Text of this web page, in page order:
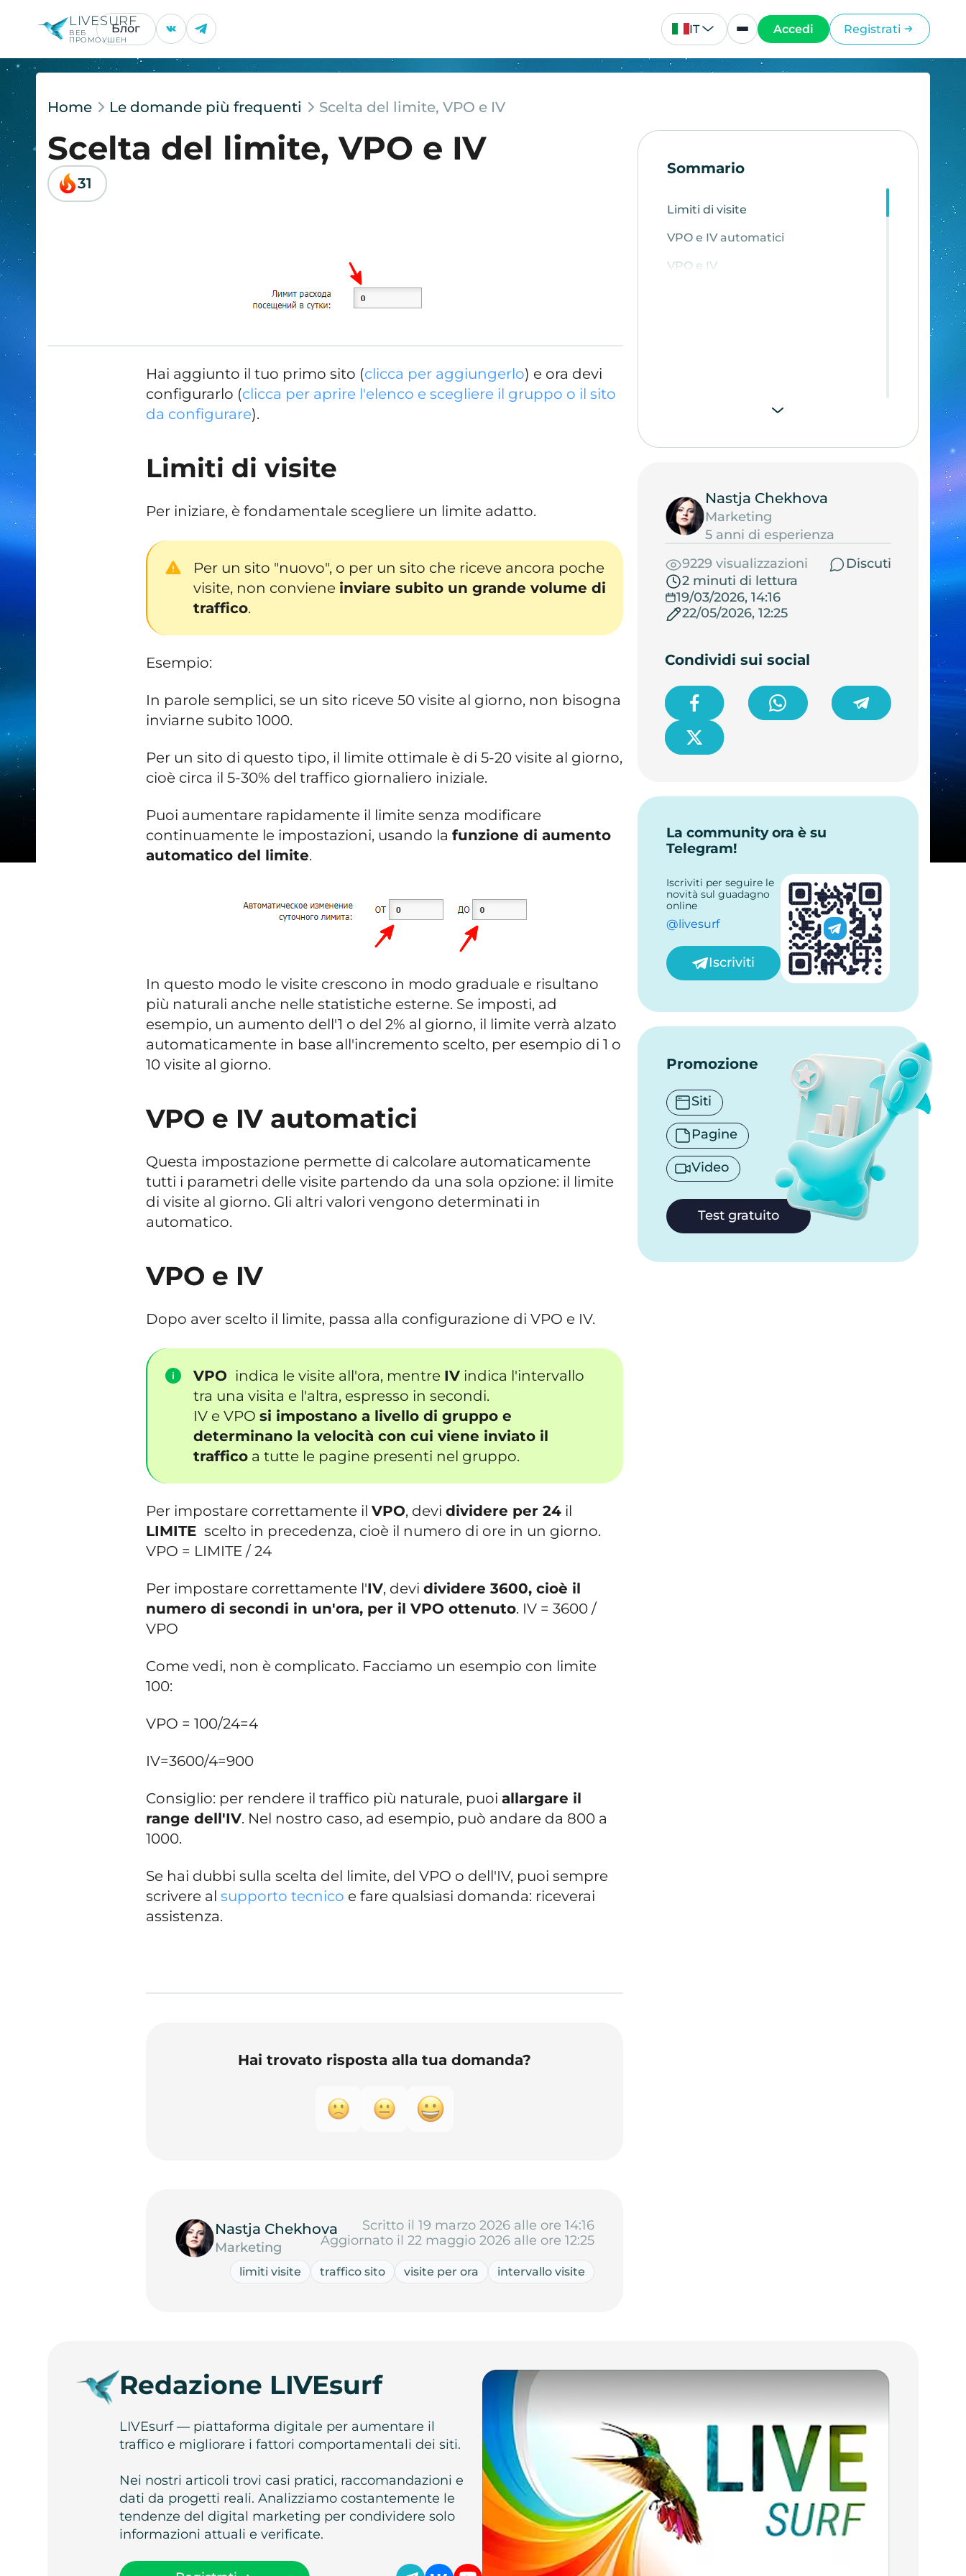
LIVESURF
ВЕБ
ПРОМОУШЕН
Блог IT Accedi Registrati
Home Le domande più frequenti Scelta del limite, VPO e IV
Scelta del limite, VPO e IV
31
Hai aggiunto il tuo primo sito (clicca per aggiungerlo) e ora devi
configurarlo (clicca per aprire l'elenco e scegliere il gruppo o il sito
da configurare).
Limiti di visite
Per iniziare, è fondamentale scegliere un limite adatto.
Per un sito "nuovo", o per un sito che riceve ancora poche
visite, non conviene inviare subito un grande volume di
traffico.
Esempio:
In parole semplici, se un sito riceve 50 visite al giorno, non bisogna
inviarne subito 1000.
Per un sito di questo tipo, il limite ottimale è di 5-20 visite al giorno,
cioè circa il 5-30% del traffico giornaliero iniziale.
Puoi aumentare rapidamente il limite senza modificare
continuamente le impostazioni, usando lafunzione di aumento
automatico del limite.
In questo modo le visite crescono in modo graduale e risultano
più naturali anche nelle statistiche esterne. Se imposti, ad
esempio, un aumento dell'1 o del 2% al giorno, il limite verrà alzato
automaticamente in base all'incremento scelto, per esempio di 1 o
10 visite al giorno.
VPO e IV automatici
Questa impostazione permette di calcolare automaticamente
tutti i parametri delle visite partendo da una sola opzione: il limite
di visite al giorno. Gli altri valori vengono determinati in
automatico.
VPO e IV
Dopo aver scelto il limite, passa alla configurazione di VPO e IV.
VPO indica le visite all'ora, mentre IV indica l'intervallo
tra una visita e l'altra, espresso in secondi.
IV e VPOsi impostano a livello di gruppo e
determinano la velocità con cui viene inviato il
traffico a tutte le pagine presenti nel gruppo.
Per impostare correttamente ilVPO, devidividere per 24 il
LIMITE scelto in precedenza, cioè il numero di ore in un giorno.
VPO = LIMITE / 24
Per impostare correttamente l'IV, devidividere 3600, cioè il
numero di secondi in un'ora, per il VPO ottenuto. IV = 3600 /
VPO
Come vedi, non è complicato. Facciamo un esempio con limite
100:
VPO = 100/24=4
IV=3600/4=900
Consiglio: per rendere il traffico più naturale, puoiallargare il
range dell'IV. Nel nostro caso, ad esempio, può andare da 800 a
1000.
Se hai dubbi sulla scelta del limite, del VPO o dell'IV, puoi sempre
scrivere alsupporto tecnico e fare qualsiasi domanda: riceverai
assistenza.
Hai trovato risposta alla tua domanda?
Nastja Chekhova
Marketing
Scritto il 19 marzo 2026 alle ore 14:16
Aggiornato il 22 maggio 2026 alle ore 12:25
limiti visite traffico sito visite per ora intervallo visite
Sommario
Limiti di visite
VPO e IV automatici
VPO e IV
Nastja Chekhova
Marketing
5 anni di esperienza
9229 visualizzazioni
Discuti
2 minuti di lettura
19/03/2026, 14:16
22/05/2026, 12:25
Condividi sui social
La community ora è su
Telegram!
Iscriviti per seguire le
novità sul guadagno
online
@livesurf
Iscriviti
Promozione
Siti
Pagine
Video
Test gratuito
Redazione LIVEsurf
LIVEsurf — piattaforma digitale per aumentare il
traffico e migliorare i fattori comportamentali dei siti.
Nei nostri articoli trovi casi pratici, raccomandazioni e
dati da progetti reali. Analizziamo costantemente le
tendenze del digital marketing per condividere solo
informazioni attuali e verificate.